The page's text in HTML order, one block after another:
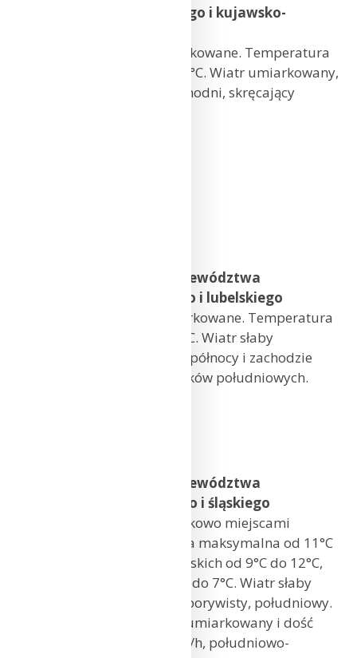
wielkopolskiego, lubuskiego i kujawsko-
Zachmurzenie małe i umiarkowane. Temperatura
maksymalna od 10°C do 12°C. Wiatr umiarkowany,
porywisty, południowo-zachodni, skręcający
Prognoza pogody dla województwa
mazowieckiego, łódzkiego i lubelskiego
Zachmurzenie małe i umiarkowane. Temperatura
maksymalna od 9°C do 13°C. Wiatr słaby
i umiarkowany, lokalnie na północy i zachodzie
regionu porywisty, z kierunków południowych.
Prognoza pogody dla województwa
dolnośląskiego, opolskiego i śląskiego
Zachmurzenie małe, początkowo miejscami
umiarkowane. Temperatura maksymalna od 11°C
do 13°C, w rejonach podgórskich od 9°C do 12°C,
wysoko w Beskidach od 5°C do 7°C. Wiatr słaby
i umiarkowany, miejscami porywisty, południowy.
Wysoko w Beskidach wiatr umiarkowany i dość
silny, w porywach do 70 km/h, południowo-